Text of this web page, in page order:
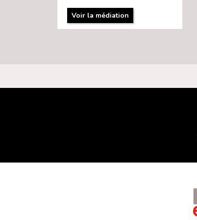
Voir la médiation